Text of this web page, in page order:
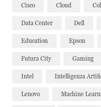
Cisco Cloud
Data Center Dell
Education Epson
Futura City Gaming
Intel Intelligenza
Lenovo Machine